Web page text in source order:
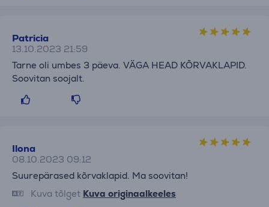
Patricia
13.10.2023 21:59
Tarne oli umbes 3 päeva. VÄGA HEAD KÕRVAKLAPID.
Soovitan soojalt.
Ilona
08.10.2023 09:12
Suurepärased kõrvaklapid. Ma soovitan!
Kuva tõlget Kuva originaalkeeles